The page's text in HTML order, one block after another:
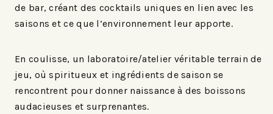
de bar, créant des cocktails uniques en lien avec les
saisons et ce que l’environnement leur apporte.
En coulisse, un laboratoire/atelier véritable terrain de
jeu, où spiritueux et ingrédients de saison se
rencontrent pour donner naissance à des boissons
audacieuses et surprenantes.